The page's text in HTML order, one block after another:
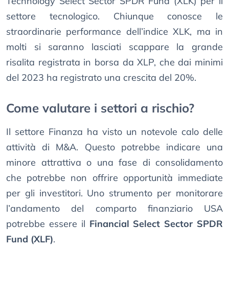
settore tecnologico. Chiunque conosce le
straordinarie performance dell’indice XLK, ma in
molti si saranno lasciati scappare la grande
risalita registrata in borsa da XLP, che dai minimi
del 2023 ha registrato una crescita del 20%.
Come valutare i settori a rischio?
Il settore Finanza ha visto un notevole calo delle
attività di M&A. Questo potrebbe indicare una
minore attrattiva o una fase di consolidamento
che potrebbe non offrire opportunità immediate
per gli investitori. Uno strumento per monitorare
l’andamento del comparto finanziario USA
potrebbe essere il Financial Select Sector SPDR
Fund (XLF).